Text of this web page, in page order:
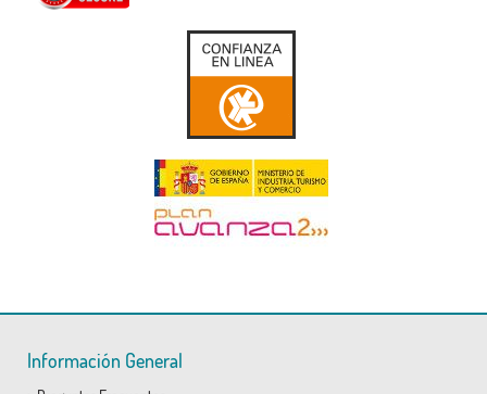
Información General